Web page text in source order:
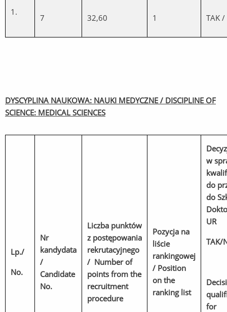
1.
7 32,60 1 TAK /
DYSCYPLINA NAUKOWA: NAUKI MEDYCZNE / DISCIPLINE OF
SCIENCE: MEDICAL SCIENCES
Lp./
No.
Nr
kandydata
/
Candidate
No.
Liczba punktów
z postępowania
rekrutacyjnego
/ Number of
points from the
recruitment
procedure
Pozycja na
liście
rankingowej
/ Position
on the
ranking list
w
do
do
UR
TAK/
for